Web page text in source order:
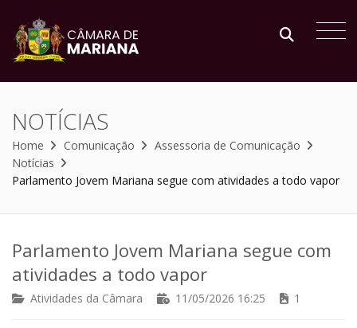
NOTÍCIAS
Home Comunicação
Assessoria de Comunicação
Notícias
Parlamento Jovem Mariana segue com atividades a todo vapor
Parlamento Jovem Mariana segue com
atividades a todo vapor
Atividades da Câmara 11/05/2026 16:25 1